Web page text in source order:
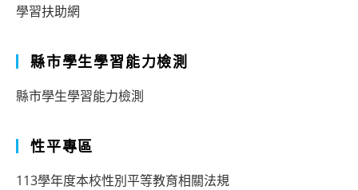
學習扶助網
縣市學生學習能力檢測
縣市學生學習能力檢測
性平專區
113學年度本校性別平等教育相關法規